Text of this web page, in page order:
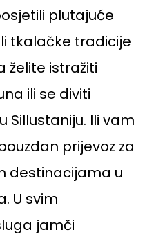
plutajuće
tkalačke tradicije
želite istražiti
ili se diviti
Sillustaniju. Ili vam
prijevoz za
destinacijama u
U svim
jamči